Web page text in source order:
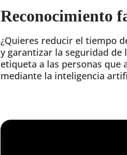
Reconocimiento
¿Quieres reducir el tiempo
y garantizar la seguridad de
etiqueta a las personas que
mediante la inteligencia